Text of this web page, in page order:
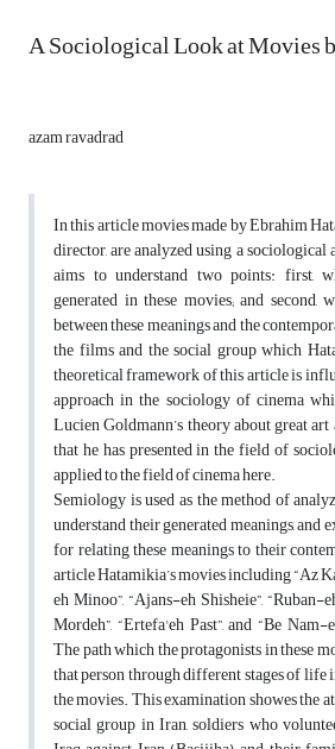
A Sociological Look at Movies
azam ravadrad
In this article movies made by Ebrahim
director, are analyzed using a
aims to understand two points: first,
generated in these movies; and second,
between these meanings and the
the films and the social group which
theoretical framework of this article is
approach in the sociology of cinema
Lucien Goldmann’s theory about great
that he has presented in the field of
applied to the field of cinema here.
Semiology is used as the method of
understand their generated meanings, and
for relating these meanings to their
article Hatamikia’s movies including “Az
eh Minoo”, “Ajans-eh Shisheie”,
Mordeh”, “Ertefa'eh Past”, and “Be
The path which the protagonists in these
that person through different stages of
the movies. This examination showes the
social group in Iran, soldiers who